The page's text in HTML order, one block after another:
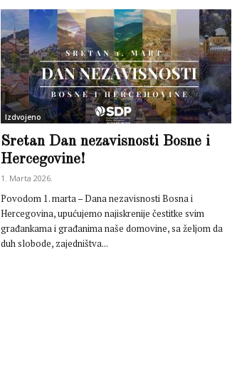
Izdvojeno
Sretan Dan nezavisnosti Bosne i
Hercegovine!
1. Marta 2026.
Povodom 1. marta – Dana nezavisnosti Bosna i
Hercegovina, upućujemo najiskrenije čestitke svim
građankama i građanima naše domovine, sa željom da
duh slobode, zajedništva...